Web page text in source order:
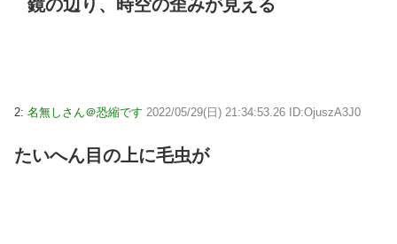
鏡の辺り、時空の歪みが見える
2: 名無しさん＠恐縮です 2022/05/29(日) 21:34:53.26 ID:OjuszA3J0
たいへん目の上に毛虫が